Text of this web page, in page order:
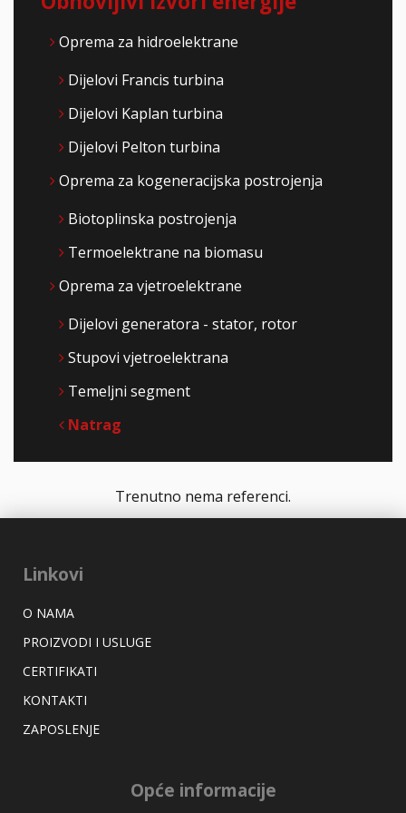
Oprema za hidroelektrane
Dijelovi Francis turbina
Dijelovi Kaplan turbina
Dijelovi Pelton turbina
Oprema za kogeneracijska postrojenja
Biotoplinska postrojenja
Termoelektrane na biomasu
Oprema za vjetroelektrane
Dijelovi generatora - stator, rotor
Stupovi vjetroelektrana
Temeljni segment
Natrag
Trenutno nema referenci.
Linkovi
O NAMA
PROIZVODI I USLUGE
CERTIFIKATI
KONTAKTI
ZAPOSLENJE
Opće informacije